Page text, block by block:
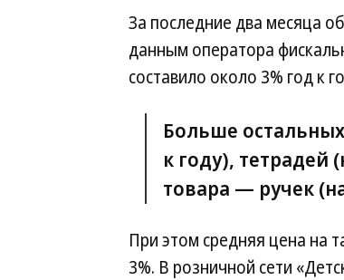
За последние два месяца
данным оператора
составило около 3% год к
Больше
к году), тетрадей
товара — ручек
При этом средняя цена на
3%. В розничной сети